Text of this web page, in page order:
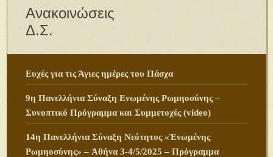
Ανακοινώσεις
Δ.Σ.
Ευχές για τις Άγιες ημέρες του Πάσχα
9η Πανελλήνια Σύναξη Ενωμένης Ρωμηοσύνης –
Συνοπτικό Πρόγραμμα και Συμμετοχές (video)
14η Πανελλήνια Σύναξη Νεότητος «Ἑνωμένης
Ρωμηοσύνης» – Ἀθήνα 3-4/5/2025 – Πρόγραμμα